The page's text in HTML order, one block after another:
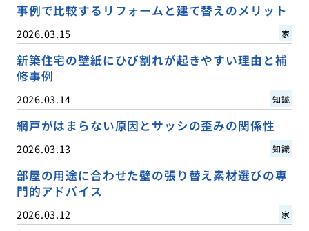
事例で比較するリフォームと建て替えのメリット
2026.03.15 家
新築住宅の壁紙にひび割れが起きやすい理由と補
修事例
2026.03.14 知識
網戸がはまらない原因とサッシの歪みの関係性
2026.03.13 知識
部屋の用途に合わせた壁の張り替え素材選びの専
門的アドバイス
2026.03.12 家